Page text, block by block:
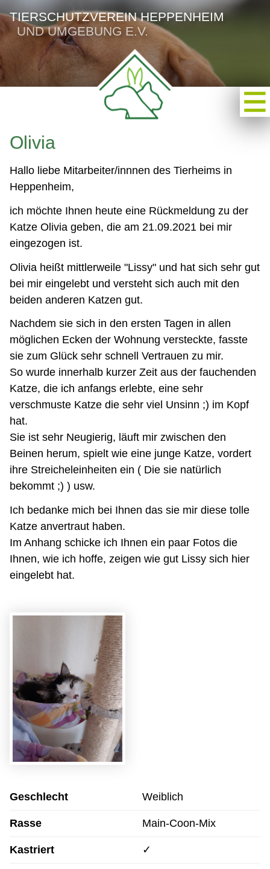
TIERSCHUTZVEREIN HEPPENHEIM
UND UMGEBUNG E.V.
Olivia
Hallo liebe Mitarbeiter/innnen des Tierheims in
Heppenheim,
ich möchte Ihnen heute eine Rückmeldung zu der
Katze Olivia geben, die am 21.09.2021 bei mir
eingezogen ist.
Olivia heißt mittlerweile "Lissy" und hat sich sehr gut
bei mir eingelebt und versteht sich auch mit den
beiden anderen Katzen gut.
Nachdem sie sich in den ersten Tagen in allen
möglichen Ecken der Wohnung versteckte, fasste
sie zum Glück sehr schnell Vertrauen zu mir.
So wurde innerhalb kurzer Zeit aus der fauchenden
Katze, die ich anfangs erlebte, eine sehr
verschmuste Katze die sehr viel Unsinn ;) im Kopf
hat.
Sie ist sehr Neugierig, läuft mir zwischen den
Beinen herum, spielt wie eine junge Katze, vordert
ihre Streicheleinheiten ein ( Die sie natürlich
bekommt ;) ) usw.
Ich bedanke mich bei Ihnen das sie mir diese tolle
Katze anvertraut haben.
Im Anhang schicke ich Ihnen ein paar Fotos die
Ihnen, wie ich hoffe, zeigen wie gut Lissy sich hier
eingelebt hat.
Geschlecht Weiblich
Rasse Main-Coon-Mix
Kastriert ✓